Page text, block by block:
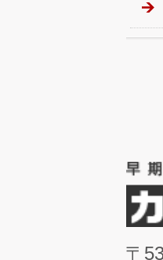
〒